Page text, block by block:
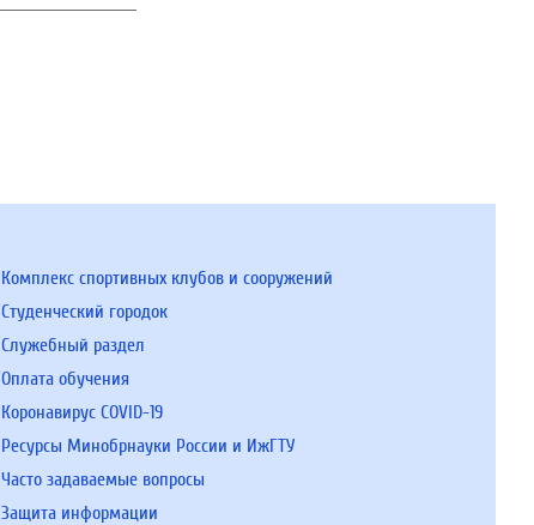
Комплекс спортивных клубов и сооружений
Студенческий городок
Служебный раздел
Оплата обучения
Коронавирус COVID-19
Ресурсы Минобрнауки России и ИжГТУ
Часто задаваемые вопросы
Защита информации